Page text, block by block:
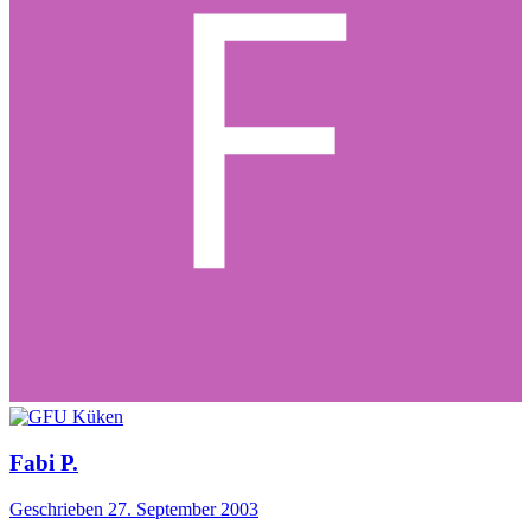
Fabi P.
Geschrieben 27. September 2003